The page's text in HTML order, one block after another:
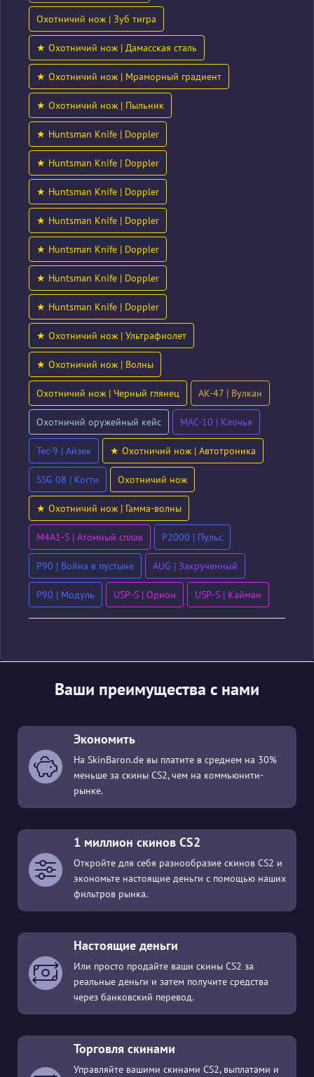
Охотничий нож | Зуб тигра
★ Охотничий нож | Дамасская сталь
★ Охотничий нож | Мраморный градиент
★ Охотничий нож | Пыльник
★ Huntsman Knife | Doppler
★ Huntsman Knife | Doppler
★ Huntsman Knife | Doppler
★ Huntsman Knife | Doppler
★ Huntsman Knife | Doppler
★ Huntsman Knife | Doppler
★ Huntsman Knife | Doppler
★ Охотничий нож | Ультрафиолет
★ Охотничий нож | Волны
Охотничий нож | Черный глянец AK-47 | Вулкан
Охотничий оружейный кейс MAC-10 | Клочья
Tec-9 | Айзек ★ Охотничий нож | Автотроника
SSG 08 | Когти Охотничий нож
★ Охотничий нож | Гамма-волны
M4A1-S | Атомный сплав P2000 | Пульс
P90 | Война в пустыне AUG | Закрученный
P90 | Модуль USP-S | Орион USP-S | Кайман
Ваши преимущества с нами
Экономить
На SkinBaron.de вы платите в среднем на 30%
меньше за скины CS2, чем на коммьюнити-
рынке.
1 миллион скинов CS2
Откройте для себя разнообразие скинов CS2 и
экономьте настоящие деньги с помощью наших
фильтров рынка.
Настоящие деньги
Или просто продайте ваши скины CS2 за
реальные деньги и затем получите средства
через банковский перевод.
Торговля скинами
Управляйте вашими скинами CS2, выплатами и